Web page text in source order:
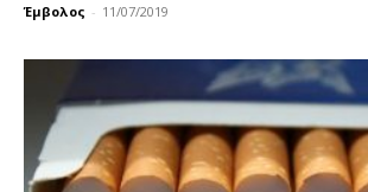
Έμβολος - 11/07/2019